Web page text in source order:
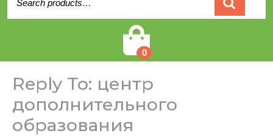
for:
0
Reply To: центр
дополнительного
образования